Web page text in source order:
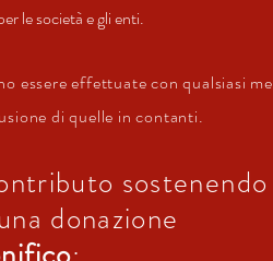
le società e gli enti.
essere effettuate con qualsiasi
di quelle in contanti.
donazione